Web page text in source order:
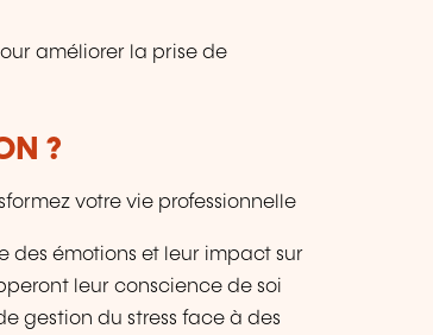
améliorer la prise de
?
votre vie professionnelle
émotions et leur impact sur
leur conscience de soi
gestion du stress face à des